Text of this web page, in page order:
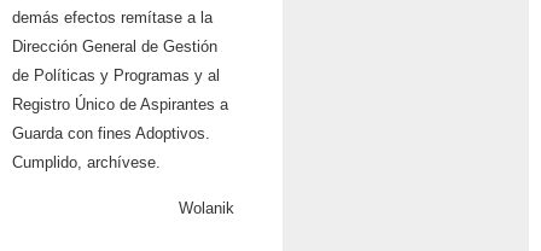
demás efectos remítase a la
Dirección General de Gestión
de Políticas y Programas y al
Registro Único de Aspirantes a
Guarda con fines Adoptivos.
Cumplido, archívese.
Wolanik